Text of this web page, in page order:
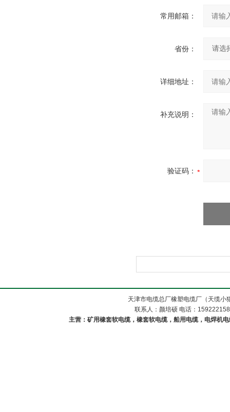
常用邮箱：
省份：
详细地址：
补充说明：
验证码：
天津市电缆总厂橡塑电缆厂（天缆
联系人：颜培硕 电话：
主营：矿用橡套软电缆，橡套软电缆，船用电缆，电焊机